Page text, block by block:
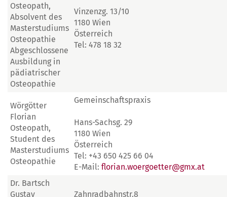
Osteopath,
Absolvent des
Masterstudiums
Osteopathie
Abgeschlossene
Ausbildung in
pädiatrischer
Osteopathie
Vinzenzg. 13/10
1180 Wien
Österreich
Tel: 478 18 32
Wörgötter
Florian
Osteopath,
Student des
Masterstudiums
Osteopathie
Gemeinschaftspraxis
Hans-Sachsg. 29
1180 Wien
Österreich
Tel: +43 650 425 66 04
E-Mail: florian.woergoetter@gmx.at
Dr. Bartsch
Gustav
Zahnradbahnstr.8